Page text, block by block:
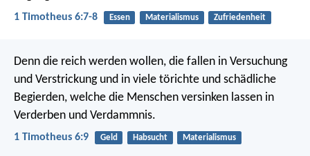
1 Timotheus 6:7-8 Essen Materialismus Zufriedenheit
Denn die reich werden wollen, die fallen in Versuchung
und Verstrickung und in viele törichte und schädliche
Begierden, welche die Menschen versinken lassen in
Verderben und Verdammnis.
1 Timotheus 6:9 Geld Habsucht Materialismus